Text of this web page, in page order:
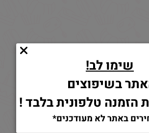
שימו לב!
בשיפוצים
הזמנה טלפונית בלבד !
באתר לא מעודכנים*